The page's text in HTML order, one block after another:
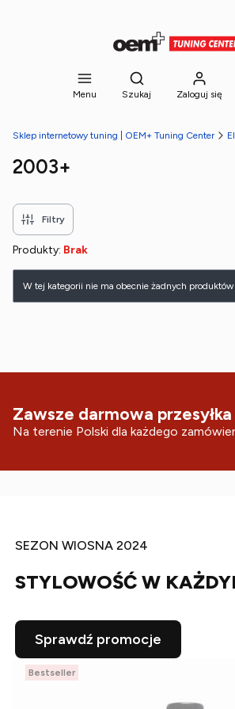
Menu
Otwórz
Szukaj Zaloguj się
Sklep internetowy tuning | OEM+ Tuning Center
2003+
Filtry
Produkty: Brak
Lista produktów
W tej kategorii nie ma obecnie żadnych produktów
Zawsze darmowa przesyłka
Na terenie Polski dla każdego
SEZON WIOSNA 2024
STYLOWOŚĆ W
Sprawdź promocje
Bestseller